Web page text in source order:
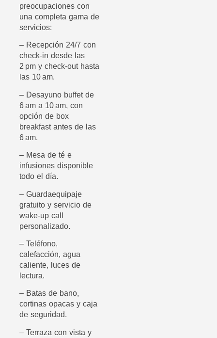
preocupaciones con
una completa gama de
servicios:
– Recepción 24/7 con
check-in desde las
2 pm y check-out hasta
las 10 am.
– Desayuno buffet de
6 am a 10 am, con
opción de box
breakfast antes de las
6 am.
– Mesa de té e
infusiones disponible
todo el día.
– Guardaequipaje
gratuito y servicio de
wake-up call
personalizado.
– Teléfono,
calefacción, agua
caliente, luces de
lectura.
– Batas de bano,
cortinas opacas y caja
de seguridad.
– Terraza con vista y